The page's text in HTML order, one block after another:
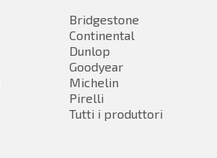
Bridgestone
Continental
Dunlop
Goodyear
Michelin
Pirelli
Tutti i produttori